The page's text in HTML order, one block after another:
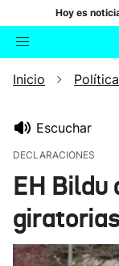
Hoy es
Buscador
Inicio Política
Escuchar
DECLARACIONES
EH Bildu